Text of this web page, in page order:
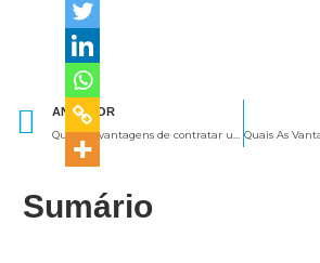
Anterior
ANTERIOR
Sumário